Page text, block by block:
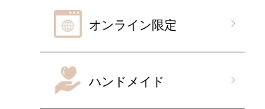
オンライン限定
ハンドメイド